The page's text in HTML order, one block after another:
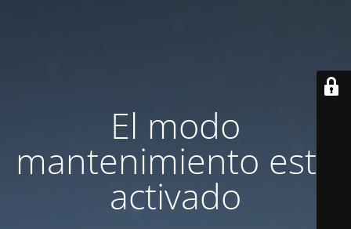
El modo
mantenimiento está
activado